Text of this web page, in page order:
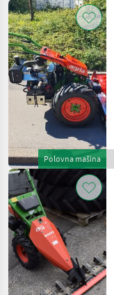
Polovna mašina